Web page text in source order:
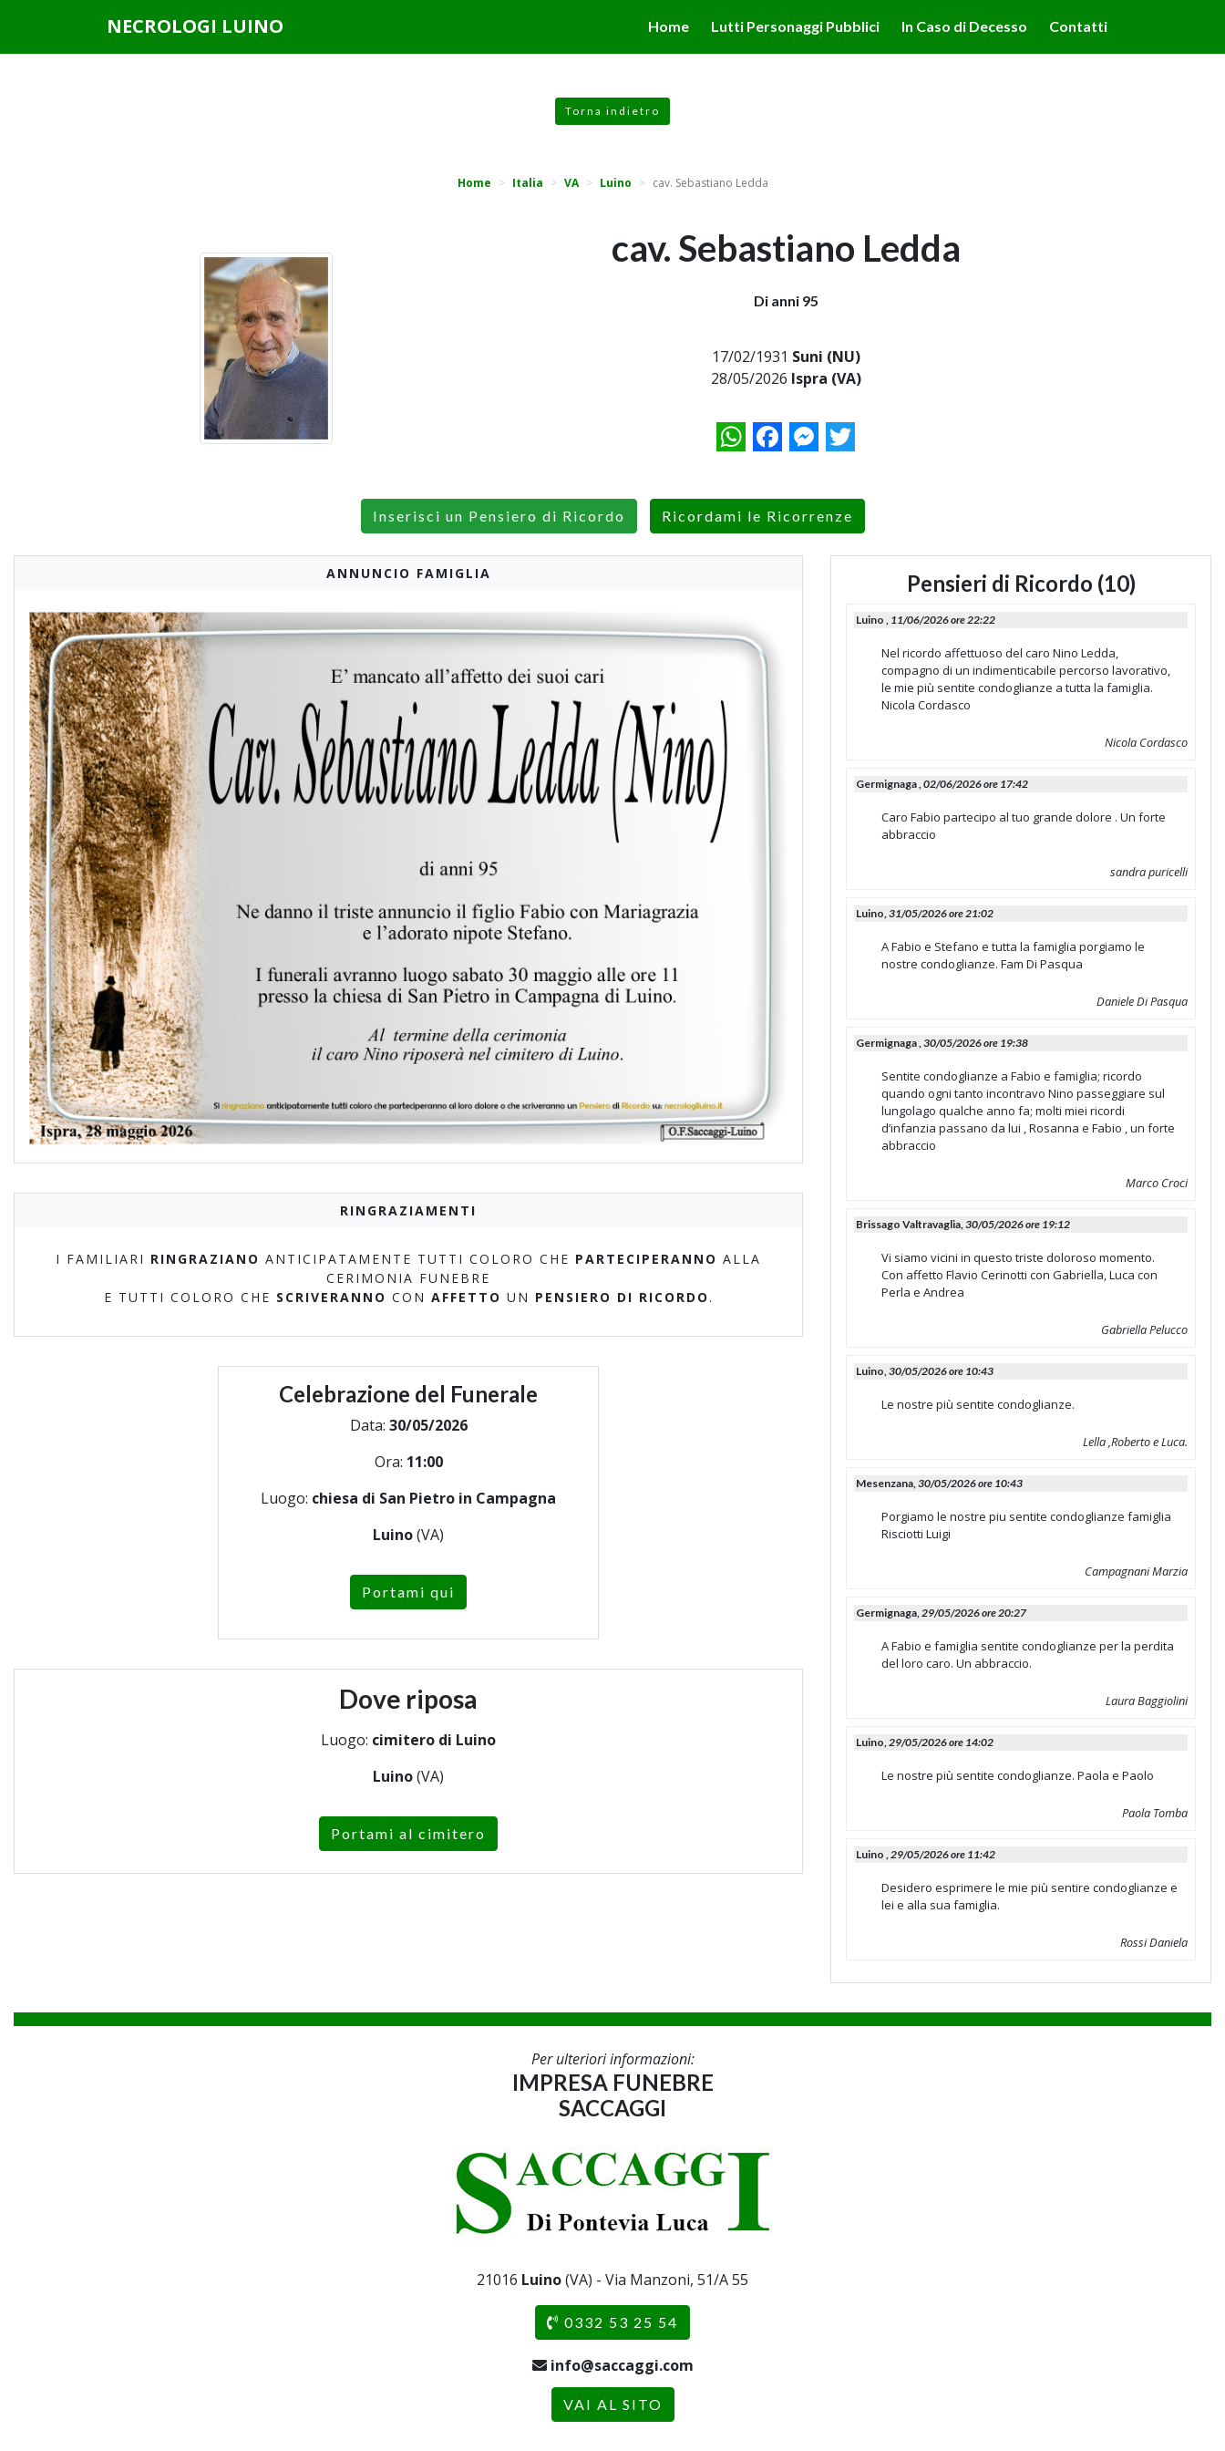
NECROLOGI LUINO Home Lutti Personaggi Pubblici In Caso di Decesso Contatti
Torna indietro
Home Italia VA Luino cav. Sebastiano Ledda
cav. Sebastiano Ledda
Di anni 95
17/02/1931 Suni (NU)
28/05/2026 Ispra (VA)
WhatsAppFacebookMessenger
Twitter
Inserisci un Pensiero di Ricordo Ricordami le Ricorrenze
ANNUNCIO FAMIGLIA
RINGRAZIAMENTI
I FAMILIARI RINGRAZIANO ANTICIPATAMENTE TUTTI COLORO CHE PARTECIPERANNO ALLA
CERIMONIA FUNEBRE
E TUTTI COLORO CHE SCRIVERANNO CON AFFETTO UN PENSIERO DI RICORDO .
Celebrazione del Funerale
Data: 30/05/2026
Ora: 11:00
Luogo: chiesa di San Pietro in Campagna
Luino(VA)
Portami qui
Dove riposa
Luogo: cimitero di Luino
Luino(VA)
Portami al cimitero
Pensieri di Ricordo (10)
Luino , 11/06/2026 ore 22:22
Nel ricordo affettuoso del caro Nino Ledda,
compagno di un indimenticabile percorso lavorativo,
le mie più sentite condoglianze a tutta la famiglia.
Nicola Cordasco
Nicola Cordasco
Germignaga ,02/06/2026 ore 17:42
Caro Fabio partecipo al tuo grande dolore . Un forte
abbraccio
sandra puricelli
Luino,31/05/2026 ore 21:02
A Fabio e Stefano e tutta la famiglia porgiamo le
nostre condoglianze. Fam Di Pasqua
Daniele Di Pasqua
Germignaga ,30/05/2026 ore 19:38
Sentite condoglianze a Fabio e famiglia; ricordo
quando ogni tanto incontravo Nino passeggiare sul
lungolago qualche anno fa; molti miei ricordi
d’infanzia passano da lui , Rosanna e Fabio , un forte
abbraccio
Marco Croci
Brissago Valtravaglia,30/05/2026 ore 19:12
Vi siamo vicini in questo triste doloroso momento.
Con affetto Flavio Cerinotti con Gabriella, Luca con
Perla e Andrea
Gabriella Pelucco
Luino,30/05/2026 ore 10:43
Le nostre più sentite condoglianze.
Lella ,Roberto e Luca.
Mesenzana,30/05/2026 ore 10:43
Porgiamo le nostre piu sentite condoglianze famiglia
Risciotti Luigi
Campagnani Marzia
Germignaga,29/05/2026 ore 20:27
A Fabio e famiglia sentite condoglianze per la perdita
del loro caro. Un abbraccio.
Laura Baggiolini
Luino,29/05/2026 ore 14:02
Le nostre più sentite condoglianze. Paola e Paolo
Paola Tomba
Luino ,29/05/2026 ore 11:42
Desidero esprimere le mie più sentire condoglianze e
lei e alla sua famiglia.
Rossi Daniela
Per ulteriori informazioni:
IMPRESA FUNEBRE
SACCAGGI
21016 Luino(VA) - Via Manzoni, 51/A 55
0332 53 25 54
info@saccaggi.com
VAI AL SITO
scorrendo questa pagina, cliccando su un link o proseguendo la navigazione in altra maniera, acconsenti all'uso dei cookie. Ulteriori informazioni